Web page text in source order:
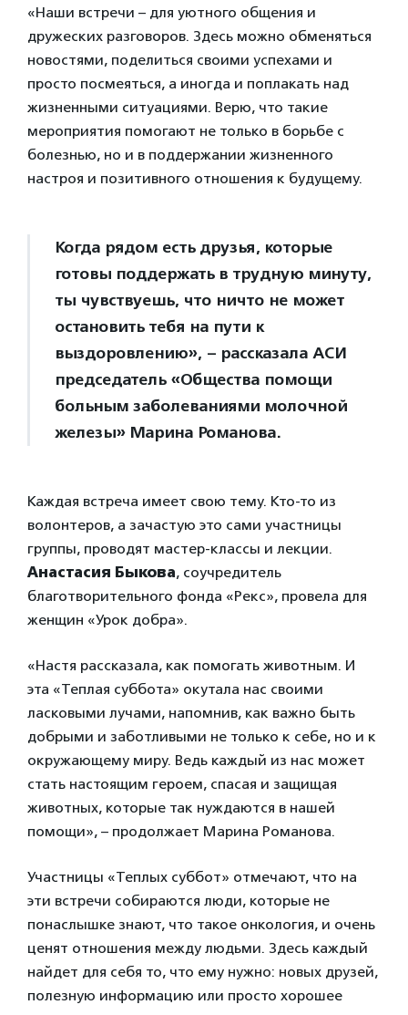
«Наши встречи – для уютного общения и
дружеских разговоров. Здесь можно обменяться
новостями, поделиться своими успехами и
просто посмеяться, а иногда и поплакать над
жизненными ситуациями. Верю, что такие
мероприятия помогают не только в борьбе с
болезнью, но и в поддержании жизненного
настроя и позитивного отношения к будущему.
Когда рядом есть друзья, которые
готовы поддержать в трудную минуту,
ты чувствуешь, что ничто не может
остановить тебя на пути к
выздоровлению», – рассказала АСИ
председатель «Общества помощи
больным заболеваниями молочной
железы» Марина Романова.
Каждая встреча имеет свою тему. Кто-то из
волонтеров, а зачастую это сами участницы
группы, проводят мастер-классы и лекции.
Анастасия Быкова, соучредитель
благотворительного фонда «Рекс», провела для
женщин «Урок добра».
«Настя рассказала, как помогать животным. И
эта «Теплая суббота» окутала нас своими
ласковыми лучами, напомнив, как важно быть
добрыми и заботливыми не только к себе, но и к
окружающему миру. Ведь каждый из нас может
стать настоящим героем, спасая и защищая
животных, которые так нуждаются в нашей
помощи», – продолжает Марина Романова.
Участницы «Теплых суббот» отмечают, что на
эти встречи собираются люди, которые не
понаслышке знают, что такое онкология, и очень
ценят отношения между людьми. Здесь каждый
найдет для себя то, что ему нужно: новых друзей,
полезную информацию или просто хорошее